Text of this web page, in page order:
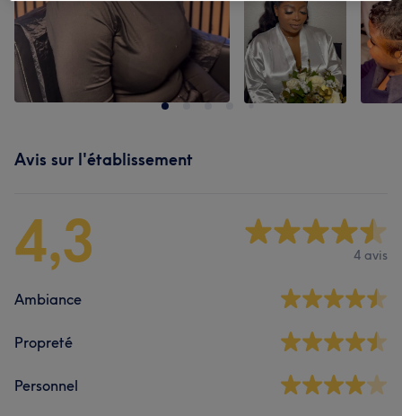
Avis sur l'établissement
4,3 4 avis
Ambiance
Propreté
Personnel